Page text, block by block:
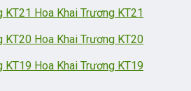
Hoa Khai Trương KT21
Hoa Khai Trương KT20
Hoa Khai Trương KT19